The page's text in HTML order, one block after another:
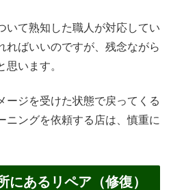
いて熟知した職人が対応してい
ればいいのですが、残念ながら
います。
ージを受けた状態で戻ってくる
ニングを依頼する店は、慎重に
にあるリペア（修復）